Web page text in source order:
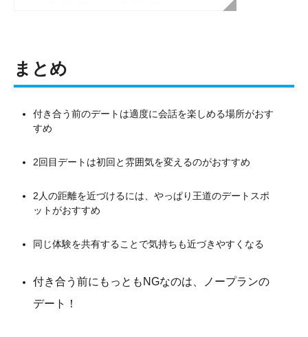
まとめ
付き合う前のデートは適度に会話を楽しめる場所がおす
すめ
2回目デートは初回と雰囲気を変えるのがおすすめ
2人の距離を近づけるには、やっぱり王道のデートスポ
ットがおすすめ
同じ体験を共有することで気持ちも近づきやすくなる
付き合う前にもっともNGなのは、ノープランの
デート！